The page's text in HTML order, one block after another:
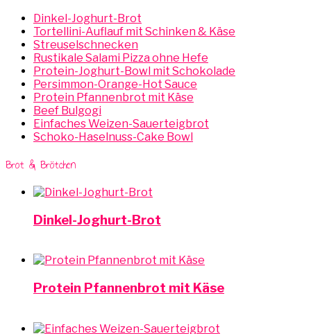
Dinkel-Joghurt-Brot
Tortellini-Auflauf mit Schinken & Käse
Streuselschnecken
Rustikale Salami Pizza ohne Hefe
Protein-Joghurt-Bowl mit Schokolade
Persimmon-Orange-Hot Sauce
Protein Pfannenbrot mit Käse
Beef Bulgogi
Einfaches Weizen-Sauerteigbrot
Schoko-Haselnuss-Cake Bowl
Brot & Brötchen
Dinkel-Joghurt-Brot
Protein Pfannenbrot mit Käse